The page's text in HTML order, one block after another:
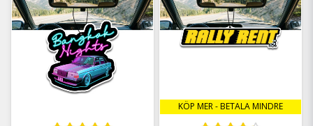
KÖP MER - BETALA MINDRE